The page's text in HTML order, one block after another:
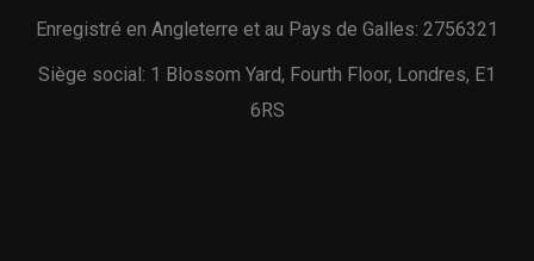
Enregistré en Angleterre et au Pays de Galles: 2756321
Siège social: 1 Blossom Yard, Fourth Floor, Londres, E1
6RS